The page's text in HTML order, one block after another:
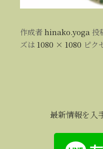
作成者hinako.yoga 投
ズは 1080 × 1080 ピク
最新情報を入